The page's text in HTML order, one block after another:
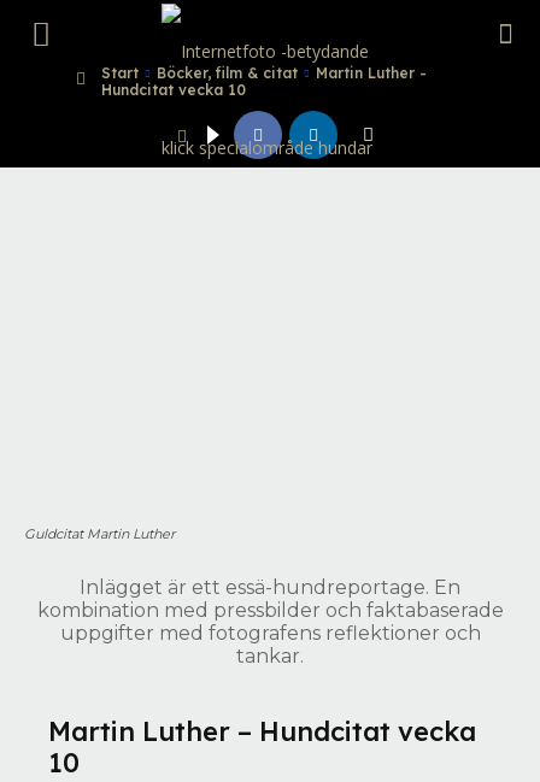
Internetfoto
Start Böcker, film & citat
Martin Luther -
Hundcitat vecka 10
Guldcitat Martin Luther
Inlägget är ett essä-hundreportage. En
kombination med pressbilder och faktabaserade
uppgifter med fotografens reflektioner och
tankar.
Martin Luther – Hundcitat vecka
10